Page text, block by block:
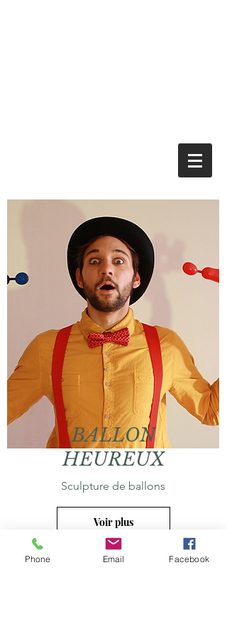
BALLON
HEUREUX
Sculpture de ballons
Voir plus
Phone Email Facebook